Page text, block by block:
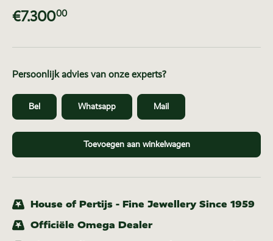
€7.30000
Persoonlijk advies van onze experts?
Bel Whatsapp Mail
Toevoegen aan winkelwagen
House of Pertijs - Fine Jewellery Since 1959
Officiële Omega Dealer